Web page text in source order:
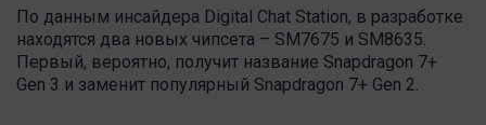
По данным инсайдера Digital Chat Station, в разработке
находятся два новых чипсета – SM7675 и SM8635.
Первый, вероятно, получит название Snapdragon 7+
Gen 3 и заменит популярный Snapdragon 7+ Gen 2.